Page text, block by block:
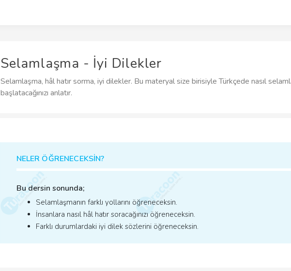
Selamlaşma - İyi Dilekler
Selamlaşma, hâl hatır sorma, iyi dilekler. Bu materyal size birisiyle Türkçede nasıl
başlatacağınızı anlatır.
NELER ÖĞRENECEKSİN?
Bu dersin sonunda;
Selamlaşmanın farklı yollarını öğreneceksin.
İnsanlara nasıl hâl hatır soracağınızı öğreneceksin.
Farklı durumlardaki iyi dilek sözlerini öğreneceksin.